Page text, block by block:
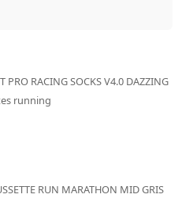
PRO RACING SOCKS V4.0 DAZZING
running
RUN MARATHON MID GRIS